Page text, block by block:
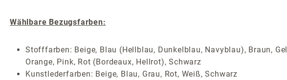
Wählbare Bezugsfarben:
Stofffarben: Beige, Blau (Hellblau, Dunkelblau, Navyblau), Braun,
Orange, Pink, Rot (Bordeaux, Hellrot), Schwarz
Kunstlederfarben: Beige, Blau, Grau, Rot, Weiß, Schwarz